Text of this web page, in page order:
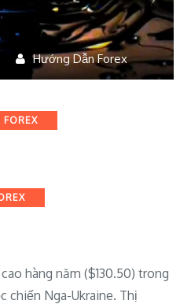
Hướng Dẫn Forex
hàng năm ($130.50) trong
chiến Nga-Ukraine. Thị